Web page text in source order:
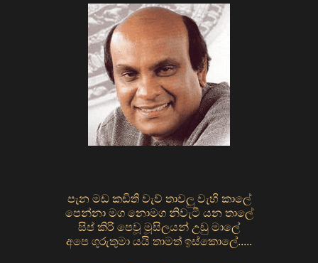
පැන මඩ කඩිති වැව් තාවලු වැහි කාලේ
පෙන්නා මග නොමග නිවැටී යන තාලේ
සිප් කිරි පෙවූ මූසිලයන් උඩු මාලේ
අපෙ ගුරුතුමා යයි තාමත් ඉස්කොලේ.....